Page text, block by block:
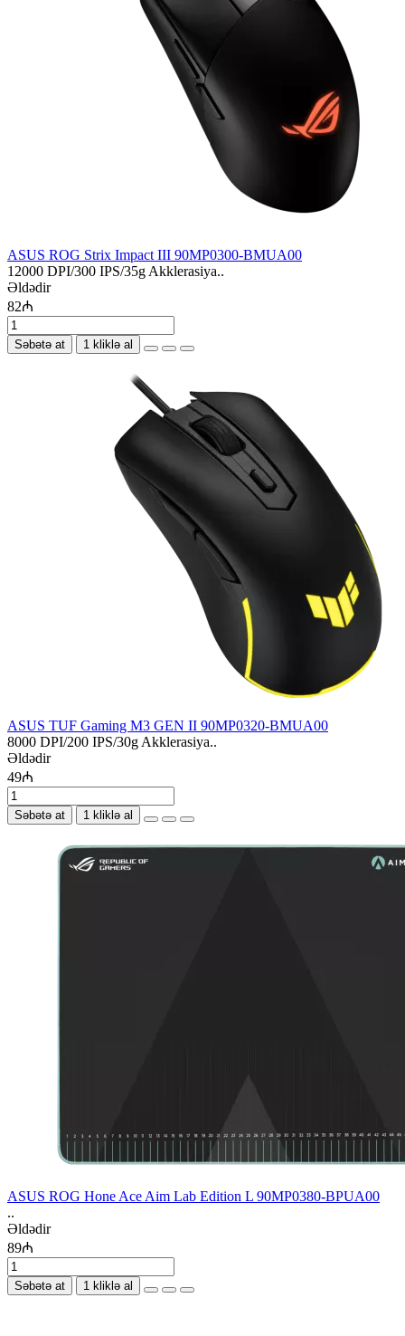
ASUS ROG Strix Impact III 90MP0300-BMUA00
12000 DPI/300 IPS/35g Akklerasiya..
Əldədir
82₼
Səbətə at 1 kliklə al
ASUS TUF Gaming M3 GEN II 90MP0320-BMUA00
8000 DPI/200 IPS/30g Akklerasiya..
Əldədir
49₼
Səbətə at 1 kliklə al
ASUS ROG Hone Ace Aim Lab Edition L 90MP0380-BPUA00
..
Əldədir
89₼
Səbətə at 1 kliklə al